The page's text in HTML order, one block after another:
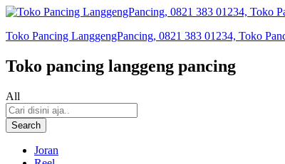
Toko Pancing LanggengPancing, 0821 383 01234, Toko
Toko pancing langgeng pancing
All
Search
Joran